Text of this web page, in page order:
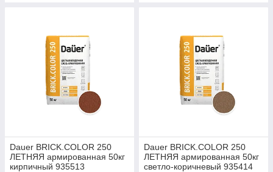
Dauer BRICK.COLOR 250
ЛЕТНЯЯ армированная 50кг
кирпичный 935513
Dauer BRICK.COLOR 250
ЛЕТНЯЯ армированная 50кг
светло-коричневый 935414